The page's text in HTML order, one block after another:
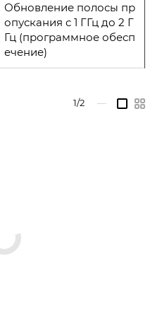
Обновление полосы пр
опускания с 1 ГГц до 2 Г
Гц (программное обесп
ечение)
1/2 —